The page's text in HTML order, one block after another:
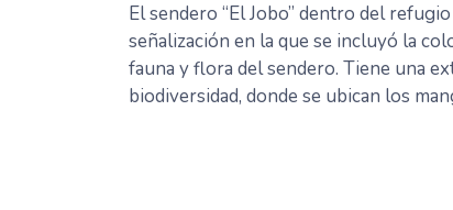
El sendero “El Jobo” dentro del
señalización en la que se incluyó la
fauna y flora del sendero. Tiene una
biodiversidad, donde se ubican los